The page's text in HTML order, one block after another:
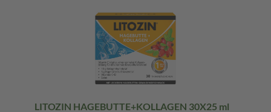
LITOZIN HAGEBUTTE+KOLLAGEN 30X25 ml